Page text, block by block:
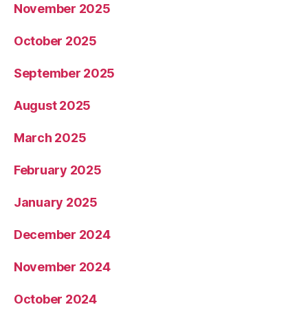
November 2025
October 2025
September 2025
August 2025
March 2025
February 2025
January 2025
December 2024
November 2024
October 2024